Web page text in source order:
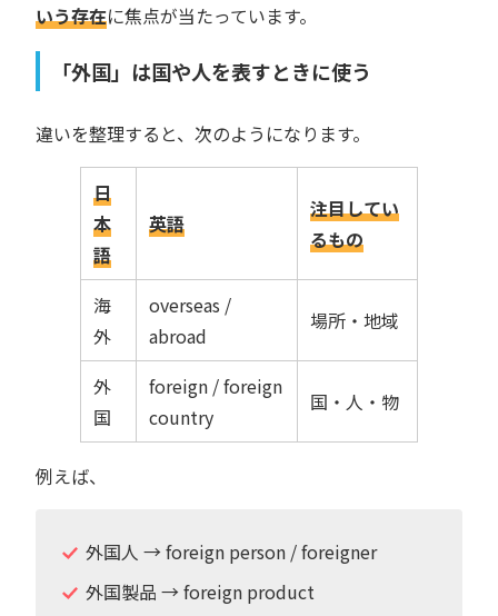
いう存在に焦点が当たっています。
「外国」は国や人を表すときに使う
違いを整理すると、次のようになります。
日
本
語
英語
注目してい
るもの
海
外
overseas /
abroad
場所・地域
外
国
foreign / foreign
country
国・人・物
例えば、
外国人 → foreign person / foreigner
外国製品 → foreign product